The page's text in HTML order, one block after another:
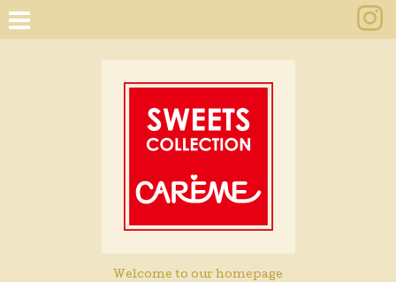
Welcome to our homepage